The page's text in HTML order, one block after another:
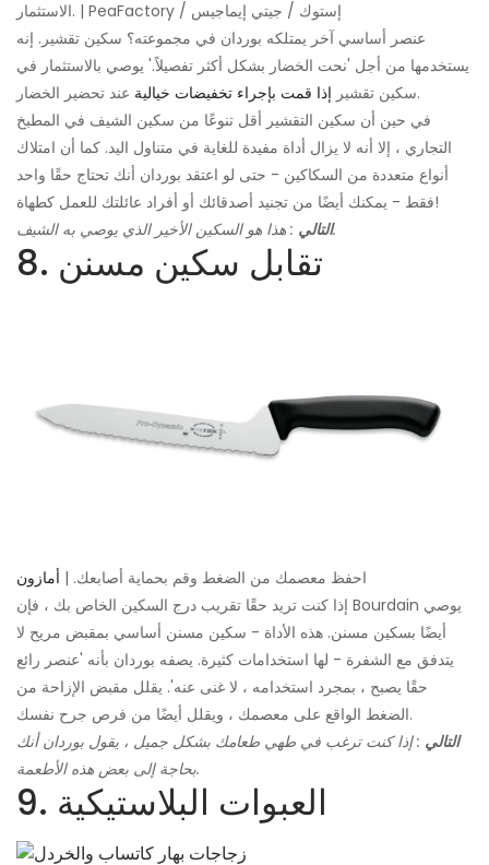
الاستثمار. | PeaFactory / إستوك / جيتي إيماجيس
عنصر أساسي آخر يمتلكه بوردان في مجموعته؟ سكين تقشير. إنه
يستخدمها من أجل 'نحت الخضار بشكل أكثر تفصيلاً.' يوصي بالاستثمار في
سكين تقشير إذا قمت بإجراء تخفيضات خيالية
عند تحضير الخضار.
في حين أن سكين التقشير أقل تنوعًا من سكين الشيف في المطبخ
التجاري ، إلا أنه لا يزال أداة مفيدة للغاية في متناول اليد. كما أن امتلاك
أنواع متعددة من السكاكين - حتى لو اعتقد بوردان أنك تحتاج حقًا واحد
فقط - يمكنك أيضًا من تجنيد أصدقائك أو أفراد عائلتك للعمل كطهاة!
التالي: هذا هو السكين الأخير الذي يوصي به الشيف.
8. تقابل سكين مسنن
احفظ معصمك من الضغط وقم بحماية أصابعك. | أمازون
إذا كنت تريد حقًا تقريب درج السكين الخاص بك ، فإن Bourdain يوصي
أيضًا بسكين مسنن. هذه الأداة - سكين مسنن أساسي بمقبض مريح لا
يتدفق مع الشفرة - لها استخدامات كثيرة. يصفه بوردان بأنه 'عنصر رائع
حقًا يصبح ، بمجرد استخدامه ، لا غنى عنه'. يقلل مقبض الإزاحة من
الضغط الواقع على معصمك ، ويقلل أيضًا من فرص جرح نفسك.
التالي : إذا كنت ترغب في طهي طعامك بشكل جميل ، يقول بوردان أنك
بحاجة إلى بعض هذه الأطعمة.
9. العبوات البلاستيكية